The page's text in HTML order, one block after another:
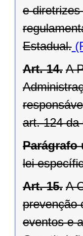
e
Estadual.
Art. 14. A
art. 124 da
Parágrafo
lei
Art. 15. A
prevenção
eventos e